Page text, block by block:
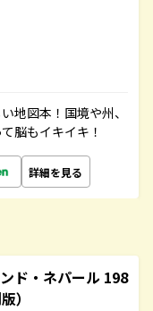
地図本！国境や州、
脳もイキイキ！
詳細を見る
ド・ネパール 198
）